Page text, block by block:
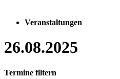
Veranstaltungen
26.08.2025
Termine filtern